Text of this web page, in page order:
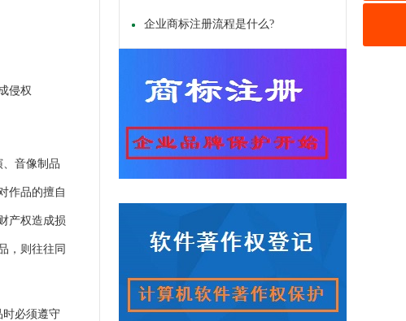
侵权
音像制品
作品的擅自
产权造成损
，则往往同
必须遵守
企业商标注册流程是什么?